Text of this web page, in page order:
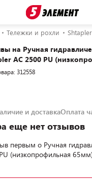
Тележки и рохли Shtapler
на Ручная
AC 2500 PU
312558
и доставкаОплата
еще нет отзывов
первым о Ручная
(низкопрофильная